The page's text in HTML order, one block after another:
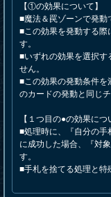
【①の効果について】
■魔法＆罠ゾーンで発動
■この効果を発動する際
す。
■いずれの効果を選択す
せん。
■この効果の発動条件を
のカードの発動と同じ
【１つ目の●の効果につ
■処理時に、『自分の手
に成功した場合、『対
す。
■手札を捨てる処理と特